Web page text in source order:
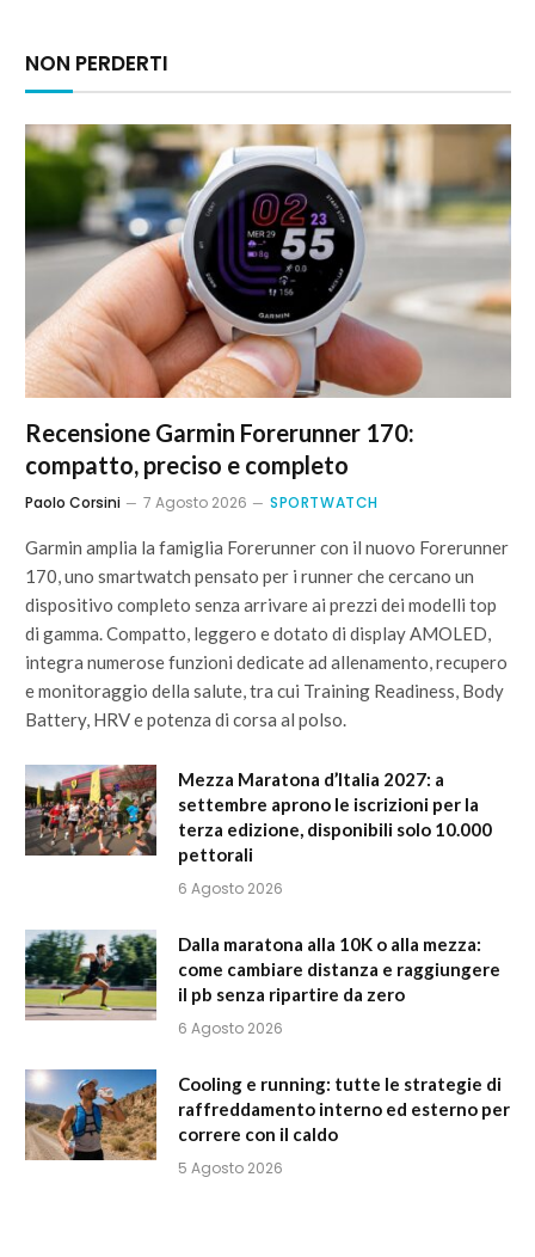
NON PERDERTI
Recensione Garmin Forerunner 170:
compatto, preciso e completo
Paolo Corsini 7 Agosto 2026 SPORTWATCH
Garmin amplia la famiglia Forerunner con il nuovo Forerunner
170, uno smartwatch pensato per i runner che cercano un
dispositivo completo senza arrivare ai prezzi dei modelli top
di gamma. Compatto, leggero e dotato di display AMOLED,
integra numerose funzioni dedicate ad allenamento, recupero
e monitoraggio della salute, tra cui Training Readiness, Body
Battery, HRV e potenza di corsa al polso.
Mezza Maratona d’Italia 2027: a
settembre aprono le iscrizioni per la
terza edizione, disponibili solo 10.000
pettorali
6 Agosto 2026
Dalla maratona alla 10K o alla mezza:
come cambiare distanza e raggiungere
il pb senza ripartire da zero
6 Agosto 2026
Cooling e running: tutte le strategie di
raffreddamento interno ed esterno per
correre con il caldo
5 Agosto 2026